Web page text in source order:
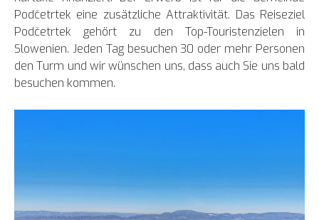
Podčetrtek eine zusätzliche Attraktivität. Das Reiseziel
Podčetrtek gehört zu den Top-Touristenzielen in
Slowenien. Jeden Tag besuchen 30 oder mehr Personen
den Turm und wir wünschen uns, dass auch Sie uns bald
besuchen kommen.